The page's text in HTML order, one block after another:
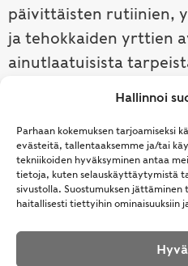
Hallinnoi
Parhaan kokemuksen tarjoamiseksi
evästeitä, tallentaaksemme ja/tai
tekniikoiden hyväksyminen antaa
tietoja, kuten selauskäyttäytymistä
sivustolla. Suostumuksen
haitallisesti tiettyihin ominaisuuksiin
päivittäisten rutiinien,
ja tehokkaiden yrttien
ainutlaatuisista
Tutustu ayurvedaan →